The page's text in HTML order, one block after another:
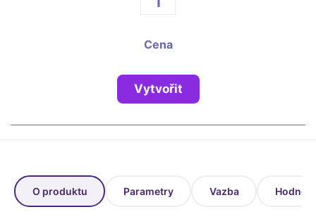
Cena
Vytvořit
O produktu Parametry Vazba